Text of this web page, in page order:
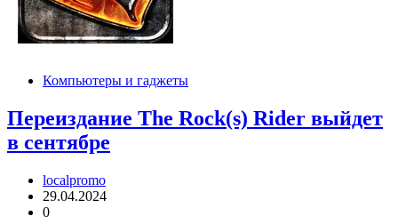
Компьютеры и гаджеты
Переиздание The Rock(s) Rider выйдет
в сентябре
localpromo
29.04.2024
0